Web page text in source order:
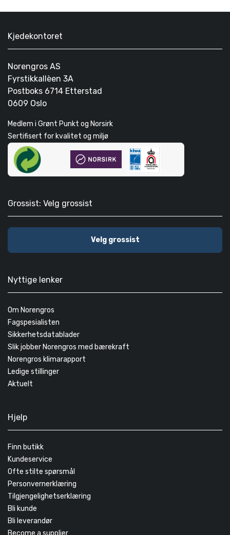
Kjedekontoret
Norengros AS
Fyrstikkallèen 3A
Postboks 6714 Etterstad
0609 Oslo
Medlem i Grønt Punkt og Norsirk
Sertifisert for kvalitet og miljø
Grossist: Velg grossist
Velg grossist
Nyttige lenker
Om Norengros
Fagspesialisten
Sikkerhetsdatablader
Slik jobber Norengros med bærekraft
Norengros klimarapport
Ledige stillinger
Aktuelt
Hjelp
Finn butikk
Kundeservice
Ofte stilte spørsmål
Personvernerklæring
Tilgjengelighetserklæring
Bli kunde
Bli leverandør